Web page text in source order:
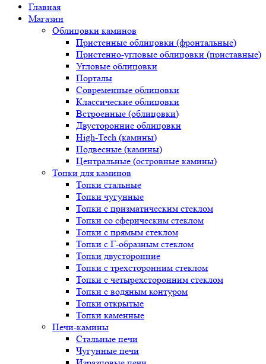
Главная
Магазин
Облицовки каминов
Пристенные облицовки (фронтальные)
Пристенно-угловые облицовки (приставные)
Угловые облицовки
Порталы
Современные облицовки
Классические облицовки
Встроенные (облицовки)
Двусторонние облицовки
High-Tech (камины)
Подвесные (камины)
Центральные (островные камины)
Топки для каминов
Топки стальные
Топки чугунные
Топки с призматическим стеклом
Топки со сферическим стеклом
Топки с прямым стеклом
Топки с Г-образным стеклом
Топки двусторонние
Топки с трехсторонним стеклом
Топки с четырехсторонним стеклом
Топки с водяным контуром
Топки открытые
Топки каменные
Печи-камины
Стальные печи
Чугунные печи